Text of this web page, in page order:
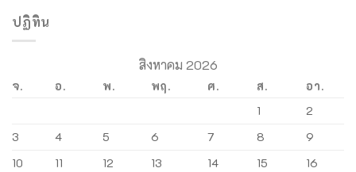
ปฏิทิน
สิงหาคม 2026
จ. อ. พ. พฤ. ศ. ส.
อา.
1
2
3
4 5 6 7 8
9
10
11 12 13 14 15
16